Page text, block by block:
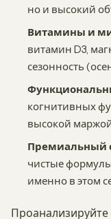
но и высокий
Витамины и
витамин D3,
сезонность
когнитивных
высокой
Премиальный
чистые
именно в этом
Проанализируйте